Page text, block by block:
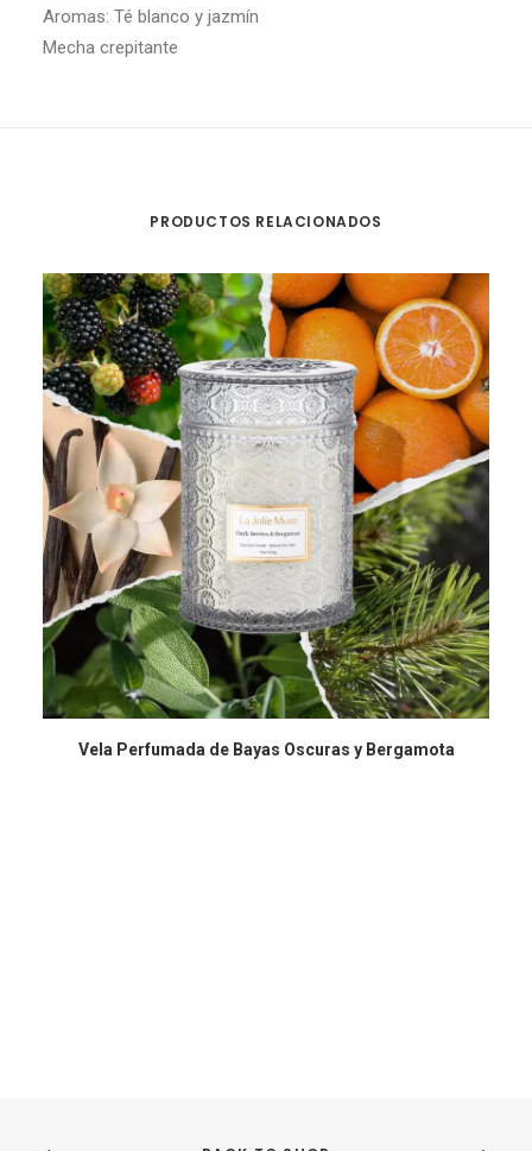
Aromas: Té blanco y jazmín
Mecha crepitante
PRODUCTOS RELACIONADOS
COMPRAR EN AMAZON
Vela Perfumada de Bayas Oscuras y Bergamota